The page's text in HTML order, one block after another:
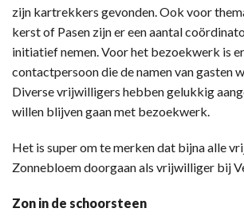
zijn kartrekkers gevonden. Ook voor
kerst of Pasen zijn er een aantal
initiatief nemen. Voor het bezoekwerk is
contactpersoon die de namen van gasten
Diverse vrijwilligers hebben gelukkig
willen blijven gaan met bezoekwerk.
Het is super om te merken dat bijna alle
Zonnebloem doorgaan als vrijwilliger bij
Zon in de schoorsteen